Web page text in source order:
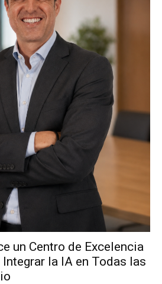
un Centro de Excelencia
la IA en Todas las